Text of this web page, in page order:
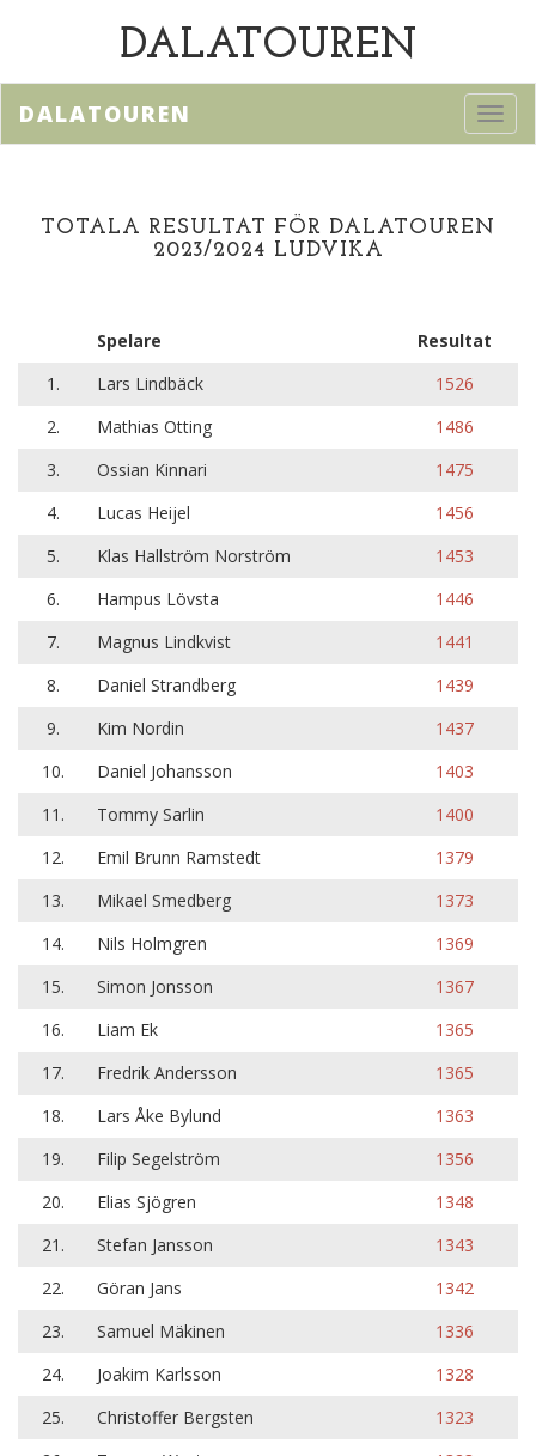
DALATOUREN
DALATOUREN
TOTALA RESULTAT FÖR DALATOUREN
2023/2024 LUDVIKA
Spelare
Resultat
1.
Lars Lindbäck
1526
2.
Mathias Otting
1486
3.
Ossian Kinnari
1475
4.
Lucas Heijel
1456
5.
Klas Hallström Norström
1453
6.
Hampus Lövsta
1446
7.
Magnus Lindkvist
1441
8.
Daniel Strandberg
1439
9.
Kim Nordin
1437
10.
Daniel Johansson
1403
11.
Tommy Sarlin
1400
12.
Emil Brunn Ramstedt
1379
13.
Mikael Smedberg
1373
14.
Nils Holmgren
1369
15.
Simon Jonsson
1367
16.
Liam Ek
1365
17.
Fredrik Andersson
1365
18.
Lars Åke Bylund
1363
19.
Filip Segelström
1356
20.
Elias Sjögren
1348
21.
Stefan Jansson
1343
22.
Göran Jans
1342
23.
Samuel Mäkinen
1336
24.
Joakim Karlsson
1328
25.
Christoffer Bergsten
1323